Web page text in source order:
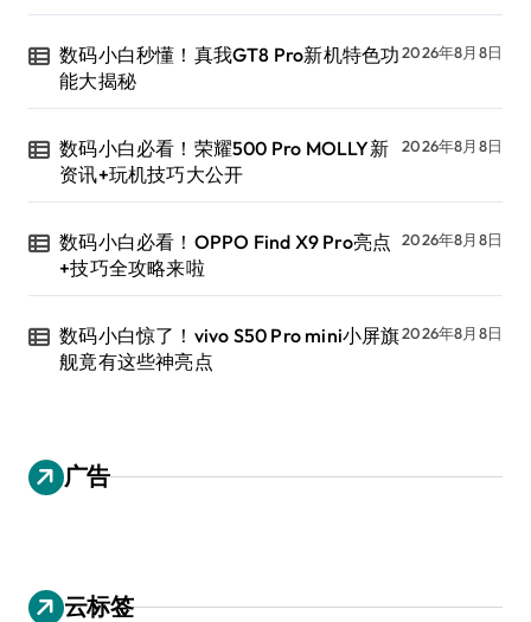
数码小白秒懂！真我GT8 Pro新机特色功
能大揭秘
2026年8月8日
数码小白必看！荣耀500 Pro MOLLY新
资讯+玩机技巧大公开
2026年8月8日
数码小白必看！OPPO Find X9 Pro亮点
+技巧全攻略来啦
2026年8月8日
数码小白惊了！vivo S50 Pro mini小屏旗
舰竟有这些神亮点
2026年8月8日
广告
云标签